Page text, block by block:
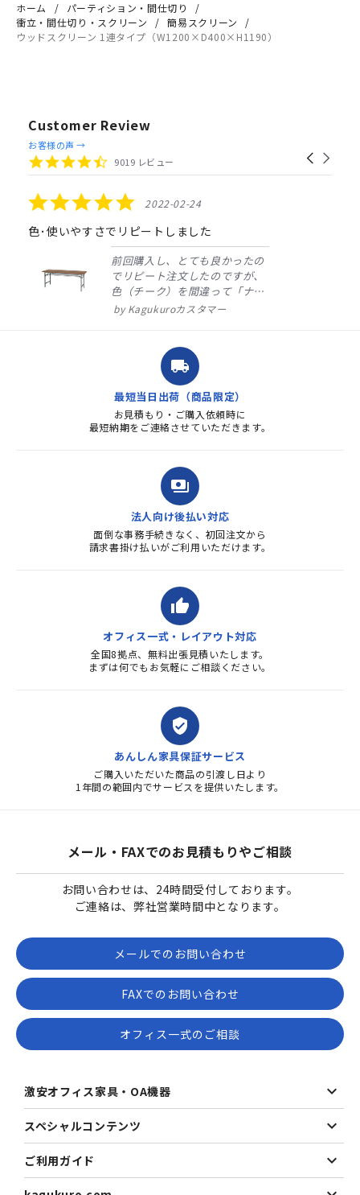
ホーム
パーティション・間仕切り
衝立・間仕切り・スクリーン
簡易スクリーン
ウッドスクリーン 1連タイプ（W1200×D400×H1190）
Customer Review
Reviews
carousel
Carousel
arrows
4.4
star
9019 レビュー
お客様の声 →
5.0
star
rating
2022-02-24
色･使いやすさでリピートしました
前回購入し、とても良かったの
でリピート注文したのですが、
色（チーク）を間違って「ナチ
ュラル」としてしまいました。
ました。商品到着も早く、品
質・使いやすさで満足していま
す。また、リピートするときは
よろしくお...
Kagukuroカスタマー
local_shipping
最短当日出荷（商品限定）
お見積もり・ご購入依頼時に
最短納期をご連絡させていただきます。
payments
法人向け後払い対応
面倒な事務手続きなく、初回注文から
請求書掛け払いがご利用いただけます。
thumb_up
オフィス一式・レイアウト対応
全国8拠点、無料出張見積いたします。
まずは何でもお気軽にご相談ください。
verified_user
あんしん家具保証サービス
ご購入いただいた商品の引渡し日より
1年間の範囲内でサービスを提供いたします。
メール・FAXでのお見積もりやご相談
お問い合わせは、24時間受付しております。
ご連絡は、弊社営業時間中となります。
メールでのお問い合わせ
FAXでのお問い合わせ
オフィス一式のご相談
激安オフィス家具・OA機器
スペシャルコンテンツ
ご利用ガイド